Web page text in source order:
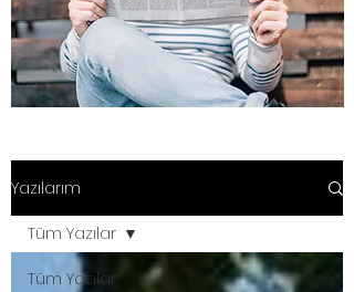
Yazılarım
Tüm Yazılar
Tüm Yazılar